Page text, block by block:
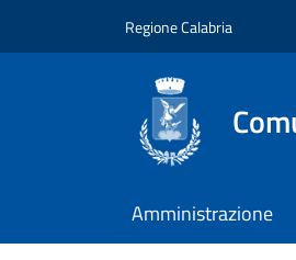
Regione Calabria
Amministrazione